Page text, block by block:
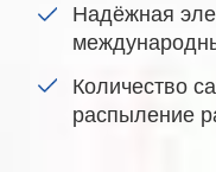
Надёжная
Количество
распыление